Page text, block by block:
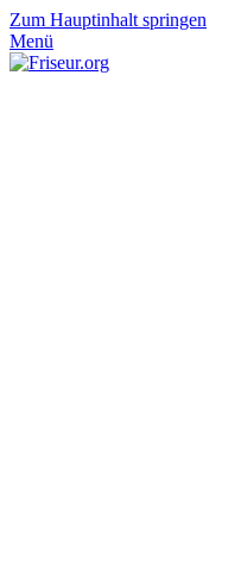
Zum Hauptinhalt springen
Menü